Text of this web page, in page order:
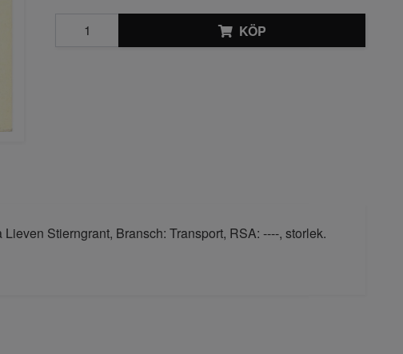
KÖP
Stierngrant, Bransch: Transport, RSA: ----, storlek.